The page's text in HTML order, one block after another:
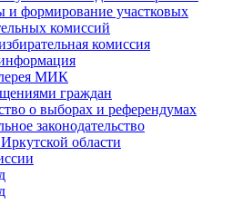
и формирование участковых
комиссий
комиссия
МИК
граждан
о выборах и референдумах
законодательство
области